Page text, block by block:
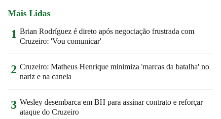
Mais Lidas
1 Brian Rodríguez é direto após negociação frustrada com
Cruzeiro: 'Vou comunicar'
2 Cruzeiro: Matheus Henrique minimiza 'marcas da batalha' no
nariz e na canela
3 Wesley desembarca em BH para assinar contrato e reforçar
ataque do Cruzeiro